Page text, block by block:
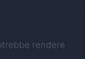
rendere